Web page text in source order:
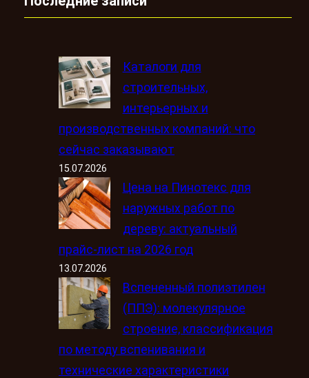
Каталоги для
строительных,
интерьерных и
производственных компаний: что
сейчас заказывают
15.07.2026
Цена на Пинотекс для
наружных работ по
дереву: актуальный
прайс-лист на 2026 год
13.07.2026
Вспененный полиэтилен
(ППЭ): молекулярное
строение, классификация
по методу вспенивания и
технические характеристики